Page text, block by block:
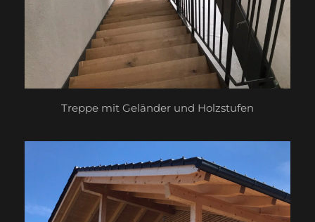
Treppe mit Geländer und Holzstufen